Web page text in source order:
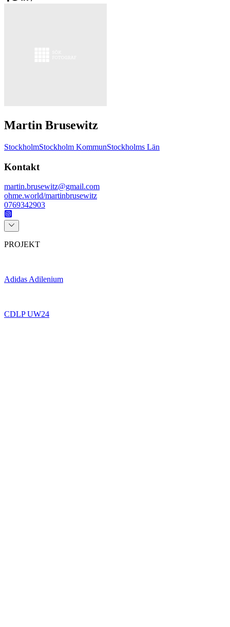
Martin Brusewitz
StockholmStockholm KommunStockholms Län
Kontakt
martin.brusewitz@gmail.com
ohme.world/martinbrusewitz
0769342903
PROJEKT
Adidas Adilenium
CDLP UW24